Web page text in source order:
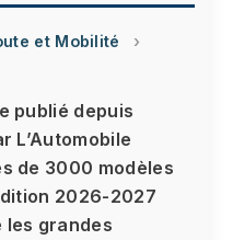
et Mobilité
publié depuis
L’Automobile
de 3000 modèles
2026-2027
les grandes